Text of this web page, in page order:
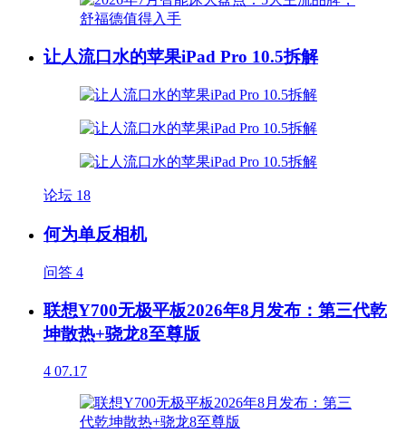
让人流口水的苹果iPad Pro 10.5拆解
论坛 18
何为单反相机
问答 4
联想Y700无极平板2026年8月发布：第三代乾
坤散热+骁龙8至尊版
4 07.17